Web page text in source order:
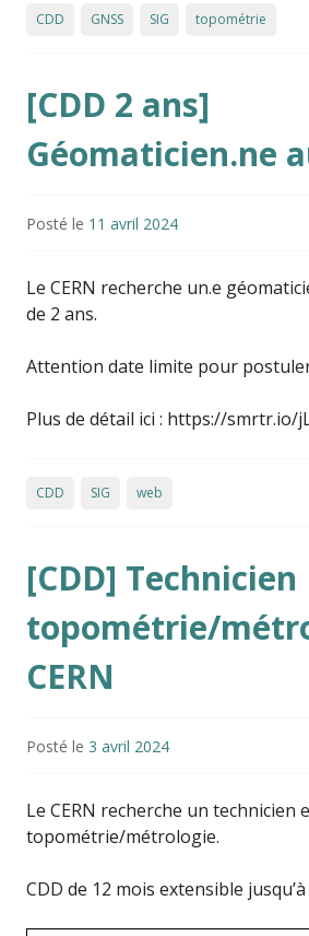
CDD GNSS SIG topométrie
[CDD 2 ans]
Géomaticien.ne
Posté le 11 avril 2024
Le CERN recherche un.e
de 2 ans.
Attention date limite pour
Plus de détail ici : https://smrtr.io/
CDD SIG web
[CDD] Technicien
topométrie/
CERN
Posté le 3 avril 2024
Le CERN recherche un technicien
topométrie/métrologie.
CDD de 12 mois extensible